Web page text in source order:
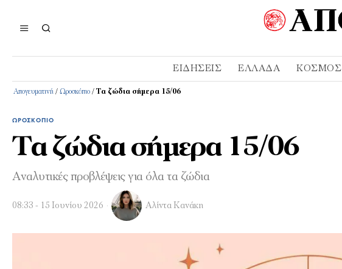
ΕΙΔΉΣΕΙΣ ΕΛΛΆΔΑ ΚΌΣΜΟΣ
Απογευματινή / Ωροσκόπιο / Τα ζώδια σήμερα 15/06
ΩΡΟΣΚΌΠΙΟ
Τα ζώδια σήμερα 15/06
Αναλυτικές προβλέψεις για όλα τα ζώδια
08:33 - 15 Ιουνίου 2026 Αλίντα Κανάκη